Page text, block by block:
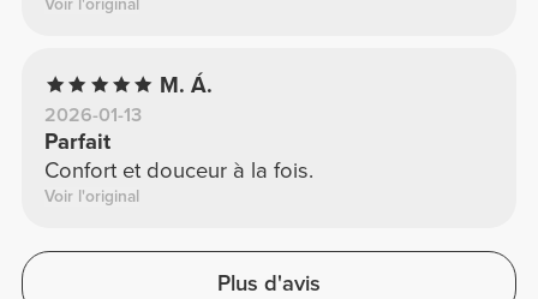
Voir l'original
M. Á.
2026-01-13
Parfait
Confort et douceur à la fois.
Voir l'original
Plus d'avis